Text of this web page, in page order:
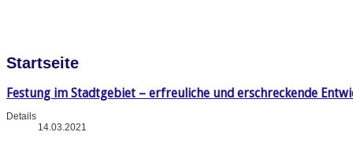
Startseite
Festung im Stadtgebiet – erfreuliche und erschreckende
Details
14.03.2021